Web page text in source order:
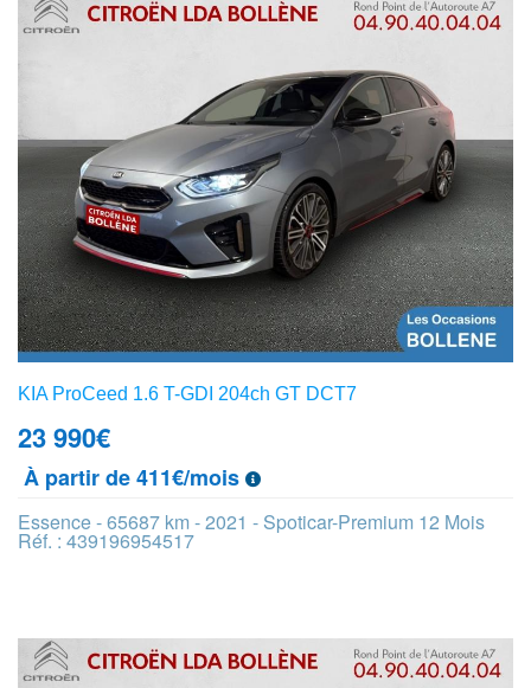
KIA ProCeed 1.6 T-GDI 204ch GT DCT7
23 990€
À partir de 411€/mois
Essence - 65687 km - 2021 - Spoticar-Premium 12 Mois
Réf. : 439196954517